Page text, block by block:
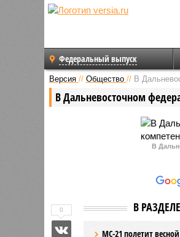
Федеральный выпуск
Версия // Общество // В
В Дальневосточном
В
В РАЗДЕЛЕ
МС-21 полетит весной
0